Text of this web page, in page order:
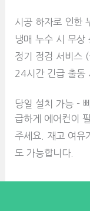
시공 하자로 인한
냉매 누수 시 무상
정기 점검 서비스
24시간 긴급 출동
당일 설치 가능 -
급하게 에어컨이
주세요. 재고 여유
도 가능합니다.